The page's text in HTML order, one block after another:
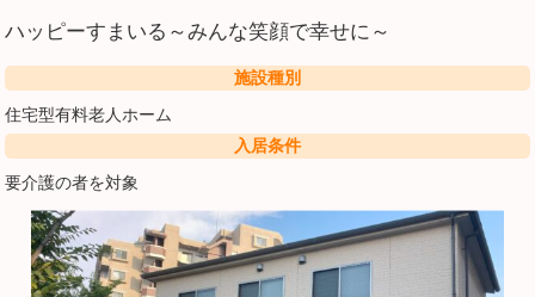
ハッピーすまいる～みんな笑顔で幸せに～
施設種別
住宅型有料老人ホーム
入居条件
要介護の者を対象